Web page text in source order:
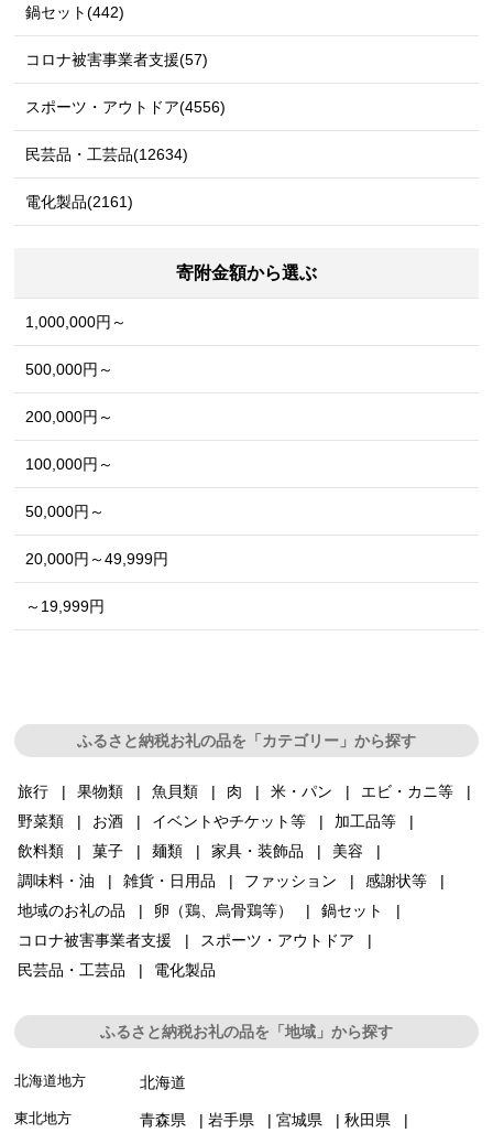
鍋セット(442)
コロナ被害事業者支援(57)
スポーツ・アウトドア(4556)
民芸品・工芸品(12634)
電化製品(2161)
寄附金額から選ぶ
1,000,000円～
500,000円～
200,000円～
100,000円～
50,000円～
20,000円～49,999円
～19,999円
ふるさと納税お礼の品を「カテゴリー」から探す
旅行 果物類 魚貝類 肉 米・パン
エビ・カニ等
野菜類
お酒 イベントやチケット等
加工品等
飲料類
菓子 麺類 家具・装飾品
美容
調味料・油
雑貨・日用品 ファッション
感謝状等
地域のお礼の品
卵（鶏、烏骨鶏等）
鍋セット
コロナ被害事業者支援
スポーツ・アウトドア
民芸品・工芸品
電化製品
ふるさと納税お礼の品を「地域」から探す
北海道地方 北海道
東北地方 青森県 岩手県 宮城県
秋田県